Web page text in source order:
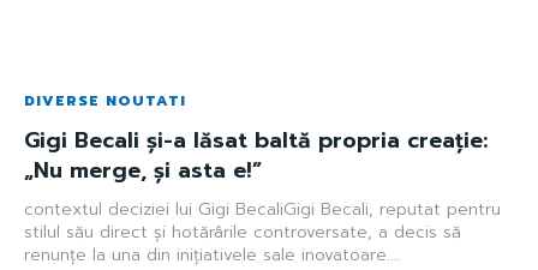
DIVERSE NOUTATI
Gigi Becali și-a lăsat baltă propria creație:
„Nu merge, și asta e!”
contextul deciziei lui Gigi BecaliGigi Becali, reputat pentru
stilul său direct și hotărârile controversate, a decis să
renunțe la una din inițiativele sale inovatoare....